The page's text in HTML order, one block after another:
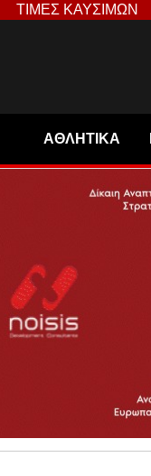
ΤΙΜΕΣ ΚΑΥΣΙΜΩΝ
ΑΘΛΗΤΙΚΑ